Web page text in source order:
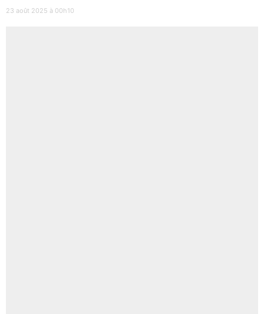
23 août 2025 à 00h10